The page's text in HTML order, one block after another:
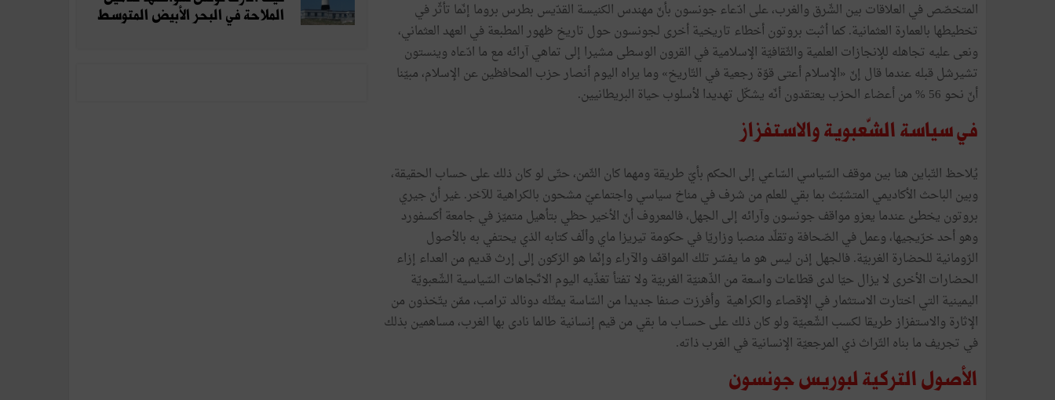
المتخصّص في العلاقات بين الشّرق والغرب، على ادّعاء جونسون بأنّ مهندس الكنيسة القدّيس بطرس بروما إنّما تأثّر في
تخطيطها بالعمارة العثمانية. كما أثبت بروتون أخطاء تاريخية أخرى لجونسون حول تاريخ ظهور المطبعة في العهد العثماني،
ونعى عليه تجاهله للإنجازات العلمية والثّقافيّة الإسلامية في القرون الوسطى مشيرا إلى تماهي آرائه مع ما ادّعاه وينستون
تشيرشل قبله عندما قال إنّ «الإسلام أعتى قوّة رجعية في التّاريخ» وما يراه اليوم أنصار حزب المحافظين عن الإسلام، مبيّنا
أنّ نحو 56 % من أعضاء الحزب يعتقدون أنّه يشكّل تهديدا لأسلوب حياة البريطانيين.
في سياسة الشّعبوية والاستفزاز
يُلاحظ التّباين هنا بين موقف السّياسي السّاعي إلى الحكم بأيّ طريقة ومهما كان الثّمن، حتّى لو كان ذلك على حساب الحقيقة،
وبين الباحث الأكاديمي المتشبّث بما بقي للعلم من شرف في مناخ سياسي واجتماعيّ مشحون بالكراهية للآخر. غير أنّ جيري
بروتون يخطئ عندما يعزو مواقف جونسون وآرائه إلى الجهل، فالمعروف أنّ الأخير حظي بتأهيل متميّز في جامعة أكسفورد
وهو أحد خرّيجيها، وعمل في الصّحافة وتقلّد منصبا وزاريّا في حكومة تيريزا ماي وألّف كتابه الذي يحتفي به بالأصول
الرّومانية للحضارة الغربيّة. فالجهل إذن ليس هو ما يفسّر تلك المواقف والآراء وإنّما هو الرّكون إلى إرث قديم من العداء إزاء
الحضارات الأخرى لا يزال حيّا لدى قطاعات واسعة من الذّهنيّة الغربيّة ولا تفتأ تغذّيه اليوم الاتّجاهات السّياسية الشّعبويّة
اليمينية التي اختارت الاستثمار في الإقصاء والكراهية وأفرزت صنفا جديدا من السّاسة يمثّله دونالد ترامب، ممّن يتّخذون من
الإثارة والاستفزاز طريقا لكسب الشّعبيّة ولو كان ذلك على حســاب ما بقي من قيم إنسانية طالما نادى بها الغرب، مساهمين بذلك
في تجريف ما بناه التّراث ذي المرجعيّة الإنسانية في الغرب ذاته.
الأصول التركية لبوريس جونسون
الملاحة في البحر الأبيض المتوسط